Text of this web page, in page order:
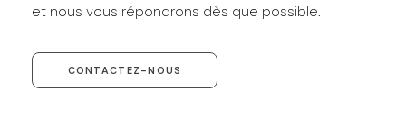
et nous vous répondrons dès que possible.
CONTACTEZ-NOUS